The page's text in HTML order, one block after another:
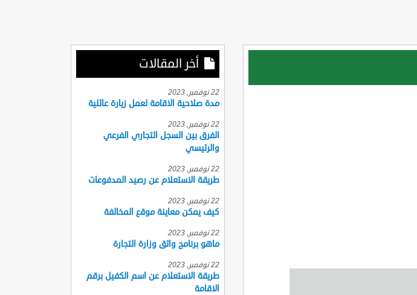
أخر المقالات
22 نوفمبر, 2023
مدة صلاحية الاقامة لعمل زيارة عائلية
22 نوفمبر, 2023
الفرق بين السجل التجاري الفرعي
والرئيسي
22 نوفمبر, 2023
طريقة الاستعلام عن رصيد المدفوعات
22 نوفمبر, 2023
كيف يمكن معاينة موقع المخالفة
22 نوفمبر, 2023
ماهو برنامج واثق وزارة التجارة
22 نوفمبر, 2023
طريقة الاستعلام عن اسم الكفيل برقم
الاقامة